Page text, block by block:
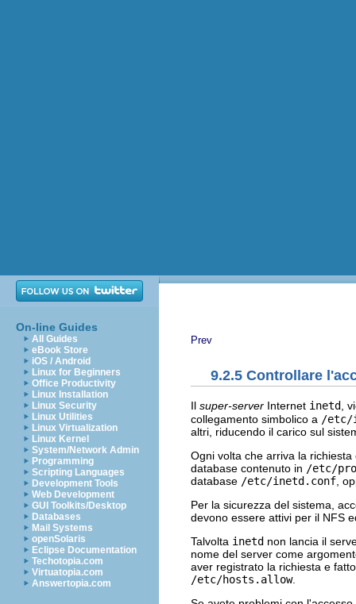
On-line Guides
All Guides
eBook Store
iOS / Android
Linux for Beginners
Office Productivity
Linux Installation
Linux Security
Linux Utilities
Linux Virtualization
Linux Kernel
System/Network Admin
Programming
Scripting Languages
Development Tools
Web Development
GUI Toolkits/Desktop
Databases
Mail Systems
openSolaris
Eclipse Documentation
Techotopia.com
Virtuatopia.com
Answertopia.com
Prev
9.2.5 Controllare
Il super-server Internet inetd ,
collegamento simbolico a /
altri, riducendo il carico sul
Ogni volta che arriva la
database contenuto in /etc/
database /etc/inetd.conf ,
Per la sicurezza del sistema,
devono essere attivi per il NFS
Talvolta inetd non lancia il
nome del server come
aver registrato la richiesta e
/etc/hosts.allow.